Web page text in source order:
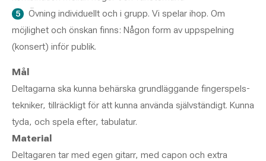
Övning individuellt och i grupp. Vi spelar ihop. Om
möjlighet och önskan finns: Någon form av uppspelning
(konsert) inför publik.
Mål
Deltagarna ska kunna behärska grundläggande fingerspels-
tekniker, tillräckligt för att kunna använda självständigt. Kunna
tyda, och spela efter, tabulatur.
Material
Deltagaren tar med egen gitarr, med capon och extra